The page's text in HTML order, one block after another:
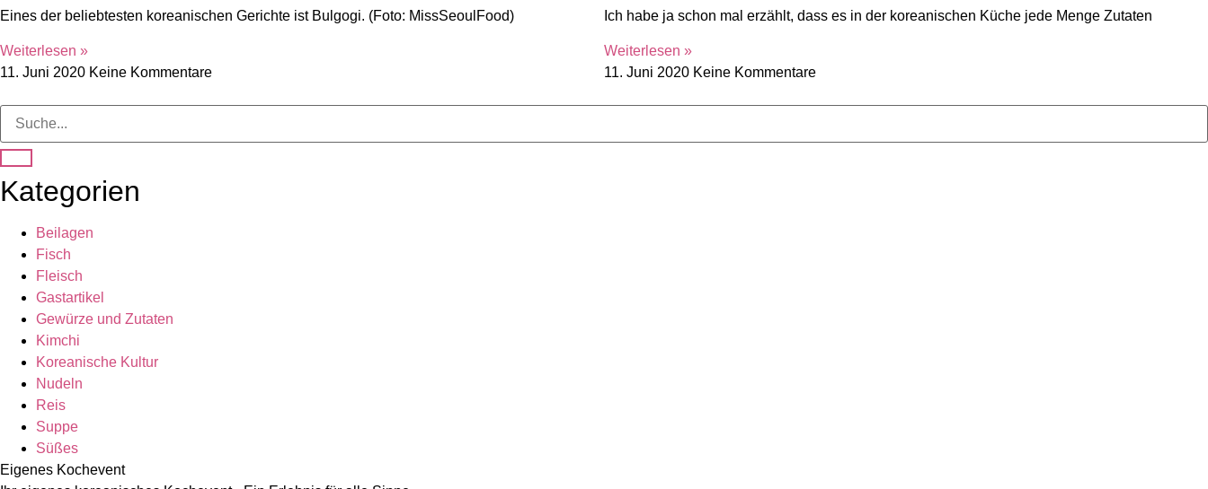
Eines der beliebtesten koreanischen Gerichte ist Bulgogi. (Foto: MissSeoulFood)
Weiterlesen »
11. Juni 2020 Keine Kommentare
Ich habe ja schon mal erzählt, dass es in der koreanischen Küche jede Menge Zutaten
Weiterlesen »
11. Juni 2020 Keine Kommentare
Kategorien
Beilagen
Fisch
Fleisch
Gastartikel
Gewürze und Zutaten
Kimchi
Koreanische Kultur
Nudeln
Reis
Suppe
Süßes
Eigenes Kochevent